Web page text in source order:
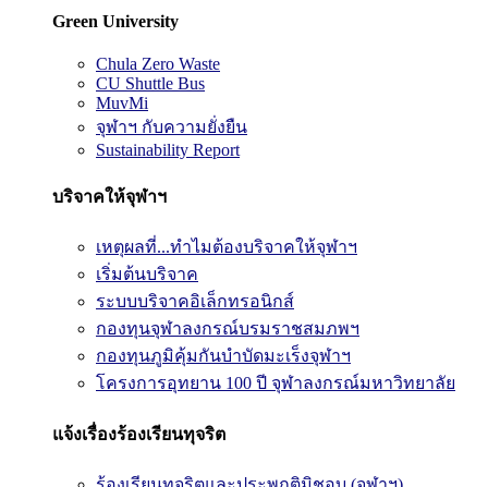
Green University
Chula Zero Waste
CU Shuttle Bus
MuvMi
จุฬาฯ กับความยั่งยืน
Sustainability Report
บริจาคให้จุฬาฯ
เหตุผลที่...ทำไมต้องบริจาคให้จุฬาฯ
เริ่มต้นบริจาค
ระบบบริจาคอิเล็กทรอนิกส์
กองทุนจุฬาลงกรณ์บรมราชสมภพฯ
กองทุนภูมิคุ้มกันบำบัดมะเร็งจุฬาฯ
โครงการอุทยาน 100 ปี จุฬาลงกรณ์มหาวิทยาลัย
แจ้งเรื่องร้องเรียนทุจริต